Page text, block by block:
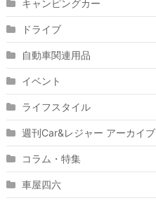
キャンピングカー
ドライブ
自動車関連用品
イベント
ライフスタイル
週刊Car&レジャー アーカイブ
コラム・特集
車屋四六